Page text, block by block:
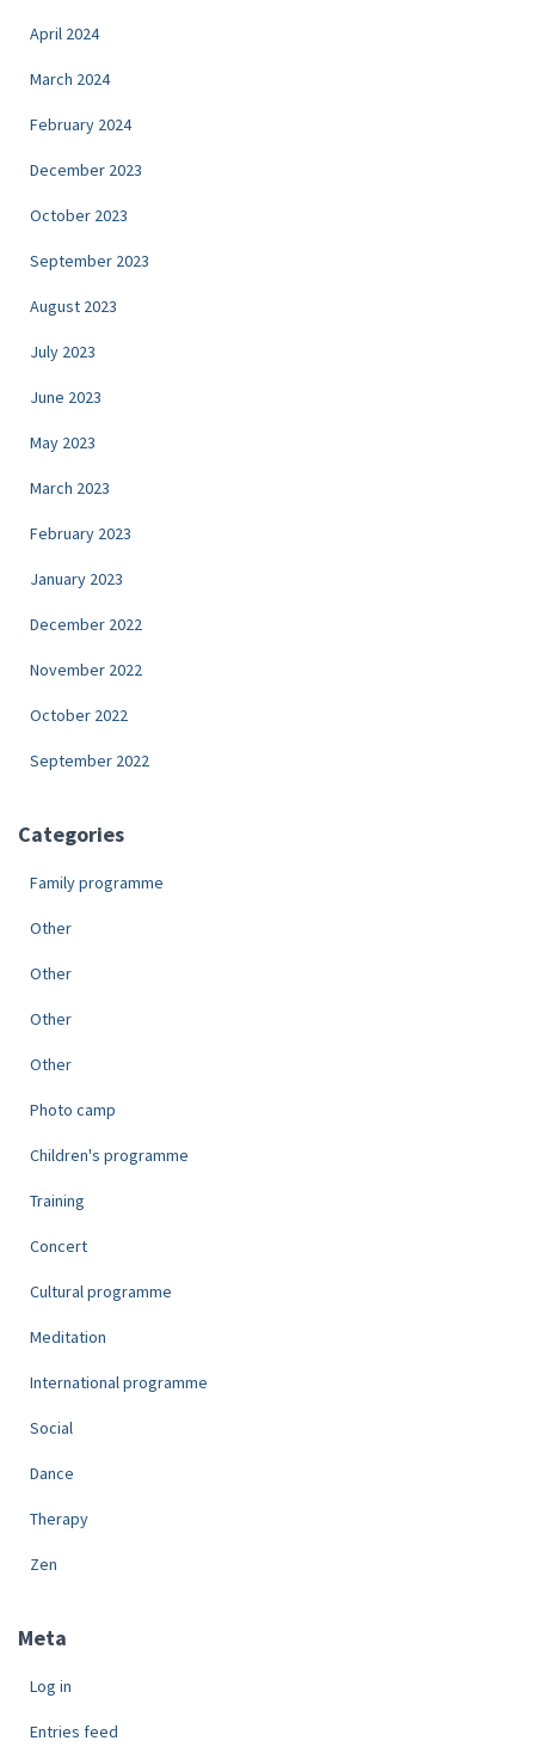
April 2024
March 2024
February 2024
December 2023
October 2023
September 2023
August 2023
July 2023
June 2023
May 2023
March 2023
February 2023
January 2023
December 2022
November 2022
October 2022
September 2022
Categories
Family programme
Other
Other
Other
Other
Photo camp
Children's programme
Training
Concert
Cultural programme
Meditation
International programme
Social
Dance
Therapy
Zen
Meta
Log in
Entries feed